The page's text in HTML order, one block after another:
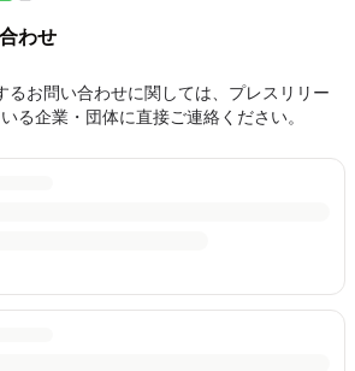
わせ
るお問い合わせに関しては、プレスリリー
る企業・団体に直接ご連絡ください。